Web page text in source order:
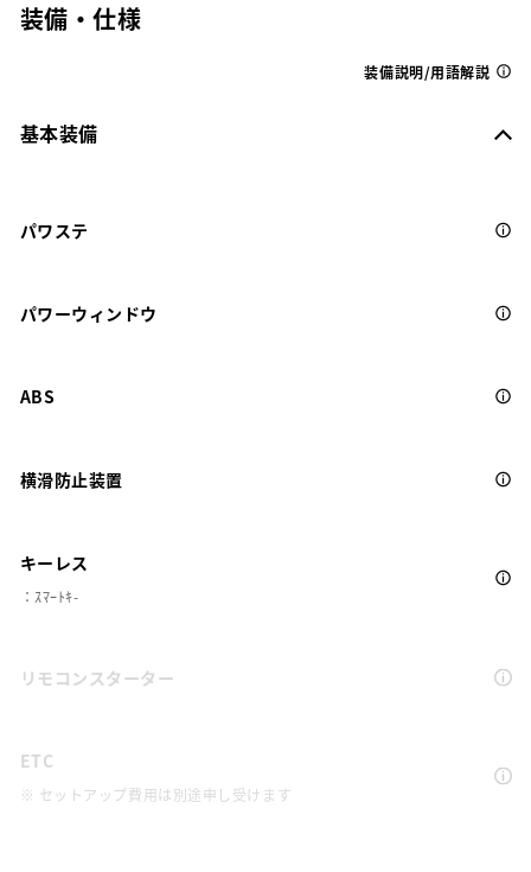
装備・仕様
装備説明/用語解説
基本装備
パワステ
パワーウィンドウ
ABS
横滑防止装置
キーレス
：ｽﾏｰﾄｷ-
リモコンスターター
ETC
※ セットアップ費用は別途申し受けます